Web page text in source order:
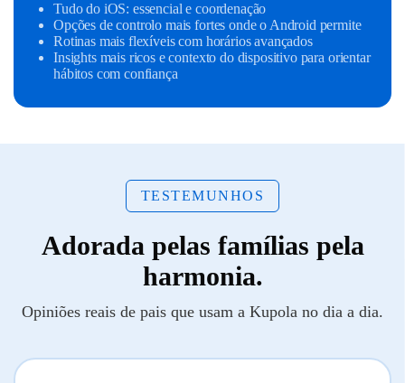
Tudo do iOS: essencial e coordenação
Opções de controlo mais fortes onde o Android permite
Rotinas mais flexíveis com horários avançados
Insights mais ricos e contexto do dispositivo para orientar
hábitos com confiança
TESTEMUNHOS
Adorada pelas famílias pela
harmonia.
Opiniões reais de pais que usam a Kupola no dia a dia.